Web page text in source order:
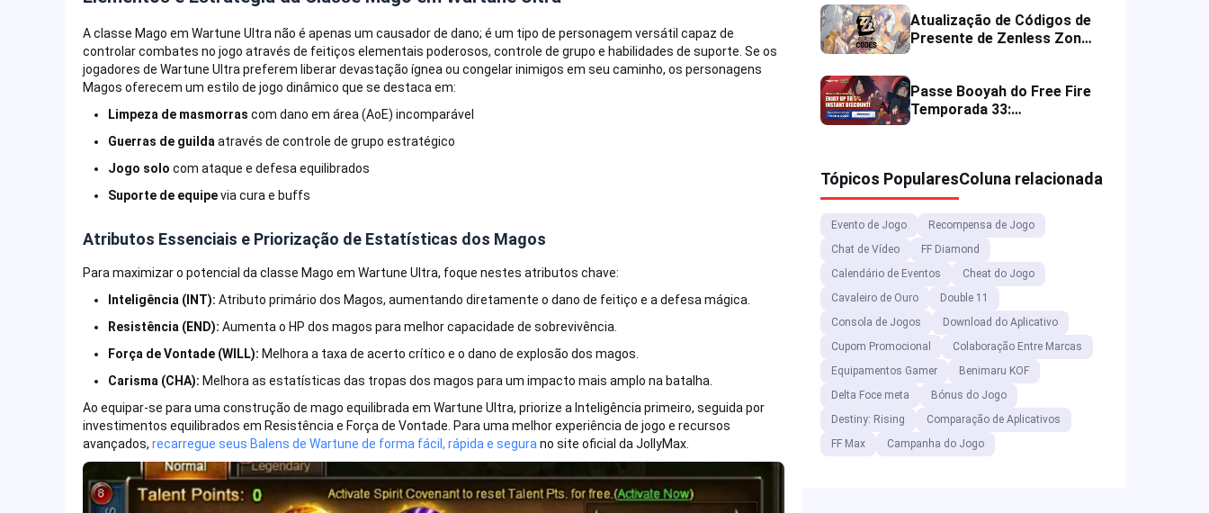
A classe Mago em Wartune Ultra não é apenas um causador de dano; é um tipo de personagem versátil capaz de
controlar combates no jogo através de feitiços elementais poderosos, controle de grupo e habilidades de suporte. Se os
jogadores de Wartune Ultra preferem liberar devastação ígnea ou congelar inimigos em seu caminho, os personagens
Magos oferecem um estilo de jogo dinâmico que se destaca em:
Limpeza de masmorras com dano em área (AoE) incomparável
Guerras de guilda através de controle de grupo estratégico
Jogo solo com ataque e defesa equilibrados
Suporte de equipevia cura e buffs
Atributos Essenciais e Priorização de Estatísticas dos Magos
Para maximizar o potencial da classe Mago em Wartune Ultra, foque nestes atributos chave:
Inteligência (INT): Atributo primário dos Magos, aumentando diretamente o dano de feitiço e a defesa mágica.
Resistência (END): Aumenta o HP dos magos para melhor capacidade de sobrevivência.
Força de Vontade (WILL): Melhora a taxa de acerto crítico e o dano de explosão dos magos.
Carisma (CHA): Melhora as estatísticas das tropas dos magos para um impacto mais amplo na batalha.
Ao equipar-se para uma construção de mago equilibrada em Wartune Ultra, priorize a Inteligência primeiro, seguida por
investimentos equilibrados em Resistência e Força de Vontade. Para uma melhor experiência de jogo e recursos
avançados, recarregue seus Balens de Wartune de forma fácil, rápida e segura no site oficial da JollyMax.
Atualização de Códigos de
Presente de Zenless Zone
Passe Booyah do Free Fire
Temporada 33:
Tópicos PopularesColuna relacionada
Evento de Jogo
Recompensa de Jogo
Chat de Vídeo
FF Diamond
Calendário de Eventos
Cheat do Jogo
Cavaleiro de Ouro
Double 11
Consola de Jogos
Download do Aplicativo
Cupom Promocional
Colaboração Entre Marcas
Equipamentos Gamer
Benimaru KOF
Delta Foce meta
Bónus do Jogo
Destiny: Rising
Comparação de Aplicativos
FF Max
Campanha do Jogo